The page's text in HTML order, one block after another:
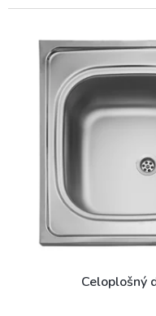
Celoplošný